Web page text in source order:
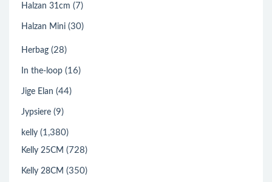
Halzan 31cm (7)
Halzan Mini (30)
Herbag (28)
In the-loop (16)
Jige Elan (44)
Jypsiere (9)
kelly (1,380)
Kelly 25CM (728)
Kelly 28CM (350)